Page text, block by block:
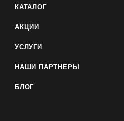
КАТАЛОГ
АКЦИИ
УСЛУГИ
НАШИ ПАРТНЕРЫ
БЛОГ